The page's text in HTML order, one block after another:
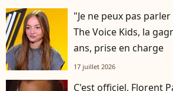
"Je ne peux pas
The Voice Kids, la
ans, prise en charge
17 juillet 2026
C'est officiel, Florent